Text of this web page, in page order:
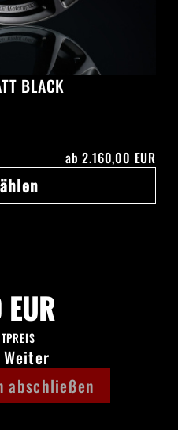
BLACK
ab2.160,00 EUR
Weiter
abschließen